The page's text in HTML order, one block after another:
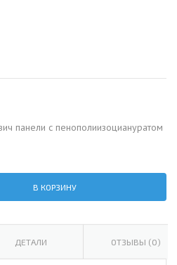
панели с пенополиизоциануратом
В КОРЗИНУ
ДЕТАЛИ ОТЗЫВЫ (0)